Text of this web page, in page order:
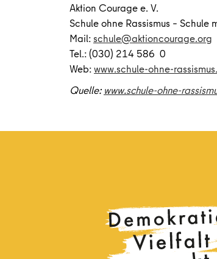
Aktion Courage e. V.
Schule ohne Rassismus – Schule
Mail: schule@aktioncourage.org
Tel.: (030) 214 586 0
Web:www.schule-ohne-
Quelle: www.schule-ohne-